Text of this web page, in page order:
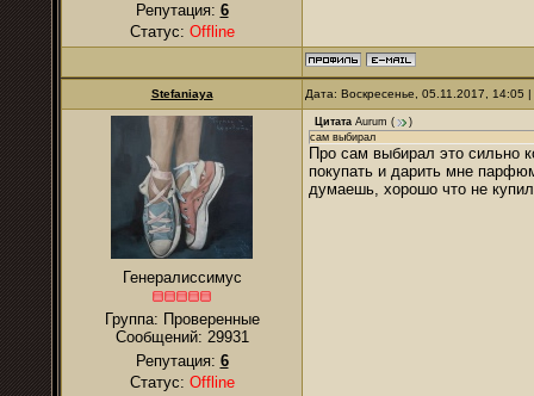
Репутация: 6
Статус: Offline
Stefaniaya Дата: Воскресенье, 05.11.2017,
Генералиссимус
Группа: Проверенные
Сообщений: 29931
Репутация: 6
Статус: Offline
Цитата Aurum (
)
сам выбирал
Про сам выбирал это сильно
покупать и дарить мне
думаешь, хорошо что не